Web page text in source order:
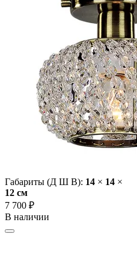
Габариты (Д Ш В): 14 × 14 ×
12 cм
7 700 ₽
В наличии